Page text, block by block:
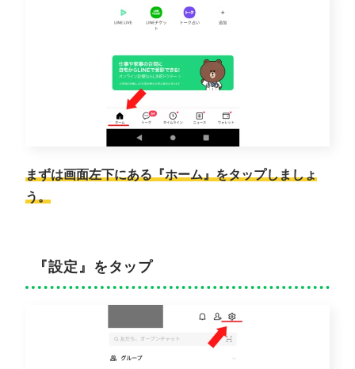
まずは画面左下にある『ホーム』をタップしましょ
う。
『設定』をタップ